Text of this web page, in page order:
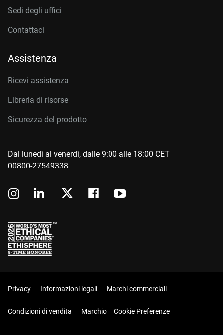
Sedi degli uffici
Contattaci
Assistenza
Ricevi assistenza
Libreria di risorse
Sicurezza del prodotto
Dal lunedì al venerdì, dalle 9:00 alle 18:00 CET
00800-27549338
Privacy Informazioni legali Marchi commerciali
Condizioni di vendita Marchio Cookie Preferenze